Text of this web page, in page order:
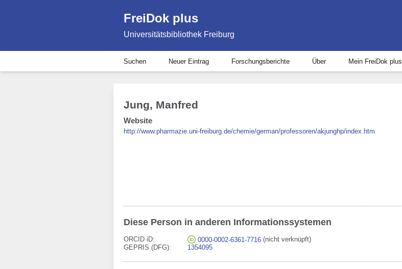
FreiDok plus
Universitätsbibliothek Freiburg
Suchen Neuer Eintrag Forschungsberichte Über Mein FreiDok plus
Jung, Manfred
Website
http://www.pharmazie.uni-freiburg.de/chemie/german/professoren/akjunghp/index.htm
Diese Person in anderen Informationssystemen
ORCID iD 0000-0002-6361-7716 (nicht verknüpft)
GEPRIS (DFG)
1354095